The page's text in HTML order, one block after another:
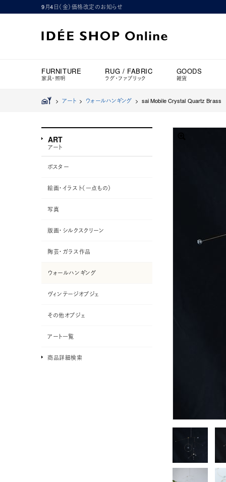
9月4日（金）価格改定のお知らせ
FURNITURE
家具・照明
RUG / FABRIC
ラグ・ファブリック
GOODS
雑貨
> アート> ウォールハンギング > sai Mobile Crystal Quartz Brass
ART
アート
ポスター
絵画・イラスト（一点もの）
写真
版画・シルクスクリーン
陶芸・ガラス作品
ウォールハンギング
ヴィンテージオブジェ
その他オブジェ
アート一覧
商品詳細検索